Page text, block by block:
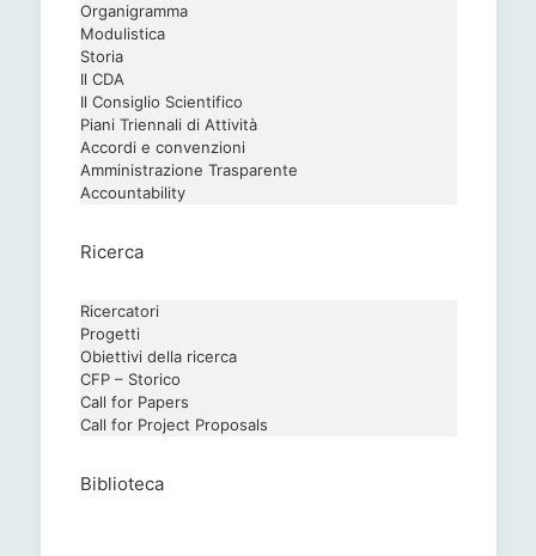
Organigramma
Modulistica
Storia
Il CDA
Il Consiglio Scientifico
Piani Triennali di Attività
Accordi e convenzioni
Amministrazione Trasparente
Accountability
Ricerca
Ricercatori
Progetti
Obiettivi della ricerca
CFP – Storico
Call for Papers
Call for Project Proposals
Biblioteca